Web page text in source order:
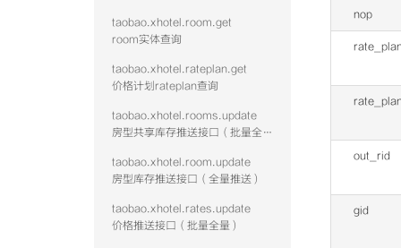
taobao.xhotel.room.get
room实体查询
taobao.xhotel.rateplan.get
价格计划rateplan查询
taobao.xhotel.rooms.update
房型共享库存推送接口（批量全量）
taobao.xhotel.room.update
房型库存推送接口（全量推送）
taobao.xhotel.rates.update
价格推送接口（批量全量）
nop
out_rid
gid